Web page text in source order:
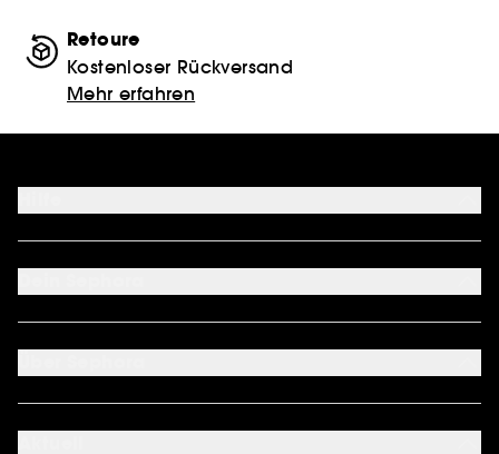
Retoure
Kostenloser Rückversand
Mehr erfahren
FAQ
Kontakt
Mein Konto
Sephora Unlimited
Über uns
Karriere